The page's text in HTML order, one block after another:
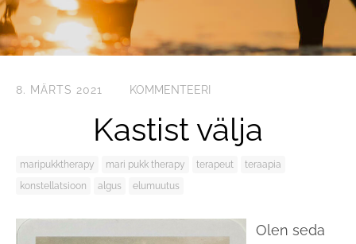
8. MÄRTS 2021 KOMMENTEERI
Kastist välja
maripukktherapy mari pukk therapy terapeut
teraapia
konstellatsioon
algus elumuutus
Olen seda